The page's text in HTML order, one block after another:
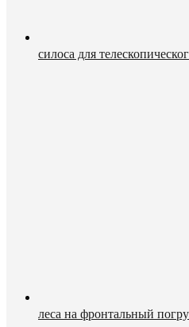
силоса для
леса на фронтальный